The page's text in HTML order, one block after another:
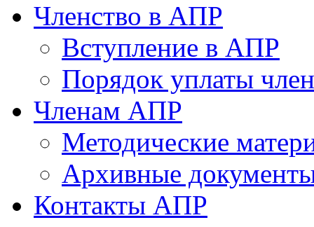
Членство в АПР
Вступление в АПР
Порядок уплаты
Членам АПР
Методические
Архивные
Контакты АПР